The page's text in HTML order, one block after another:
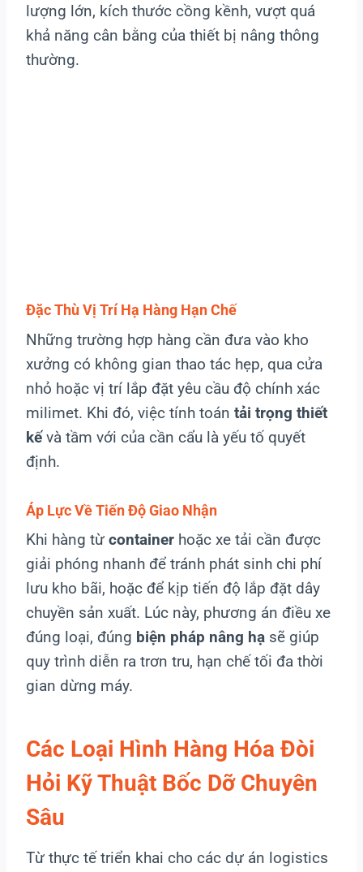
lượng lớn, kích thước cồng kềnh, vượt quá
khả năng cân bằng của thiết bị nâng thông
thường.
Đặc Thù Vị Trí Hạ Hàng Hạn Chế
Những trường hợp hàng cần đưa vào kho
xưởng có không gian thao tác hẹp, qua cửa
nhỏ hoặc vị trí lắp đặt yêu cầu độ chính xác
milimet. Khi đó, việc tính toán tải trọng thiết
kếvà tầm với của cần cẩu là yếu tố quyết
định.
Áp Lực Về Tiến Độ Giao Nhận
Khi hàng từ container hoặc xe tải cần được
giải phóng nhanh để tránh phát sinh chi phí
lưu kho bãi, hoặc để kịp tiến độ lắp đặt dây
chuyền sản xuất. Lúc này, phương án điều xe
đúng loại, đúng biện pháp nâng hạ sẽ giúp
quy trình diễn ra trơn tru, hạn chế tối đa thời
gian dừng máy.
Các Loại Hình Hàng Hóa Đòi
Hỏi Kỹ Thuật Bốc Dỡ Chuyên
Sâu
Từ thực tế triển khai cho các dự án logistics